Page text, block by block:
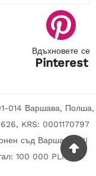
Вдъхновете се
Pinterest
014 Варшава, Полша,
KRS: 0001170797
съд Варшава, XII
100 000 PLN